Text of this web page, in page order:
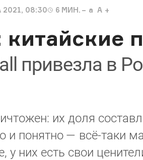
2021, 08:30 6 МИН. a A
привезла в
их доля
и понятно — всё-таки
них есть свои